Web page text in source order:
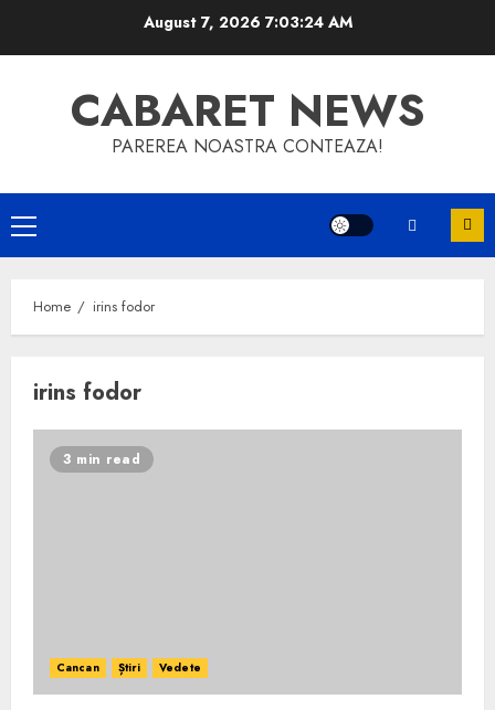
August 7, 2026 7:03:25 AM
CABARET NEWS
PAREREA NOASTRA CONTEAZA!
Primary
Menu
Home irins fodor
irins fodor
3 min read
Cancan Știri Vedete